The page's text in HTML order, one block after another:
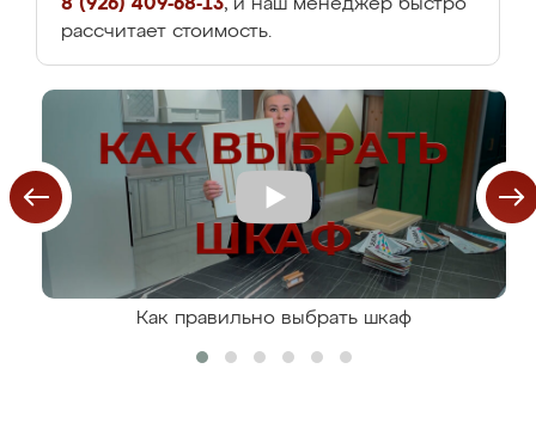
8 (926) 409-68-13, и наш менеджер быстро
рассчитает стоимость.
Как правильно выбрать шкаф